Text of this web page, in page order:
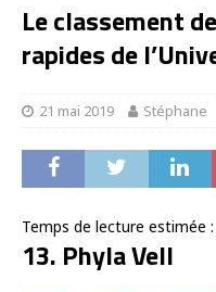
Le classement
rapides de
21 mai 2019 Stéphane
Temps de lecture estimée :
13. Phyla Vell